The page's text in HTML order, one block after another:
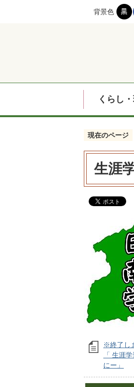
背景色
くらし
現在のページ
生涯
※終了し
「 生涯
にー」